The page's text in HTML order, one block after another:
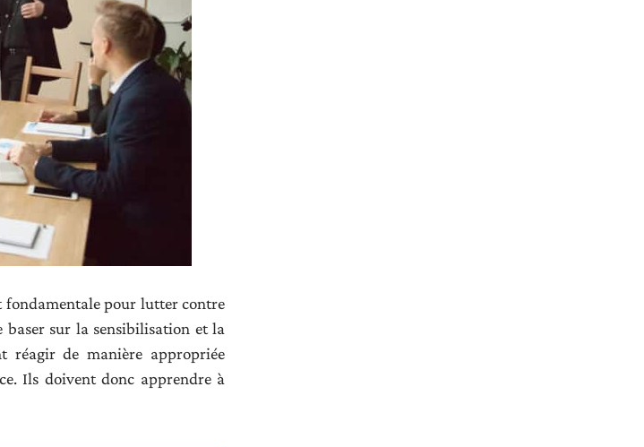
fondamentale pour lutter contre
baser sur la sensibilisation et la
réagir de manière appropriée
Ils doivent donc apprendre à